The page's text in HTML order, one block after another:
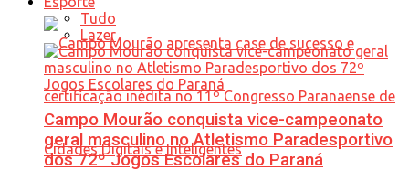
Tudo
Lazer
Campo Mourão conquista vice-campeonato
geral masculino no Atletismo Paradesportivo
dos 72º Jogos Escolares do Paraná